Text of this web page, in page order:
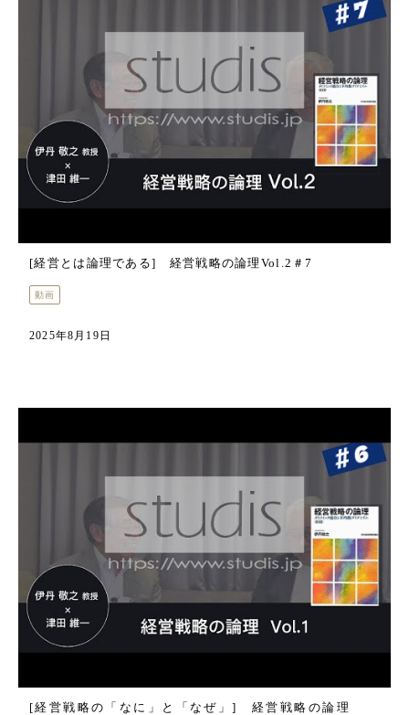
[経営とは論理である] 経営戦略の論理Vol.2＃7
動画
2025年8月19日
[経営戦略の「なに」と「なぜ」] 経営戦略の論理